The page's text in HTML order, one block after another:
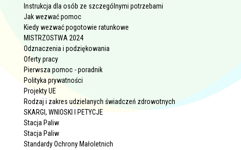
Instrukcja dla osób ze szczególnymi potrzebami
Jak wezwać pomoc
Kiedy wezwać pogotowie ratunkowe
MISTRZOSTWA 2024
Odznaczenia i podziękowania
Oferty pracy
Pierwsza pomoc - poradnik
Polityka prywatności
Projekty UE
Rodzaj i zakres udzielanych świadczeń zdrowotnych
SKARGI, WNIOSKI I PETYCJE
Stacja Paliw
Stacja Paliw
Standardy Ochrony Małoletnich